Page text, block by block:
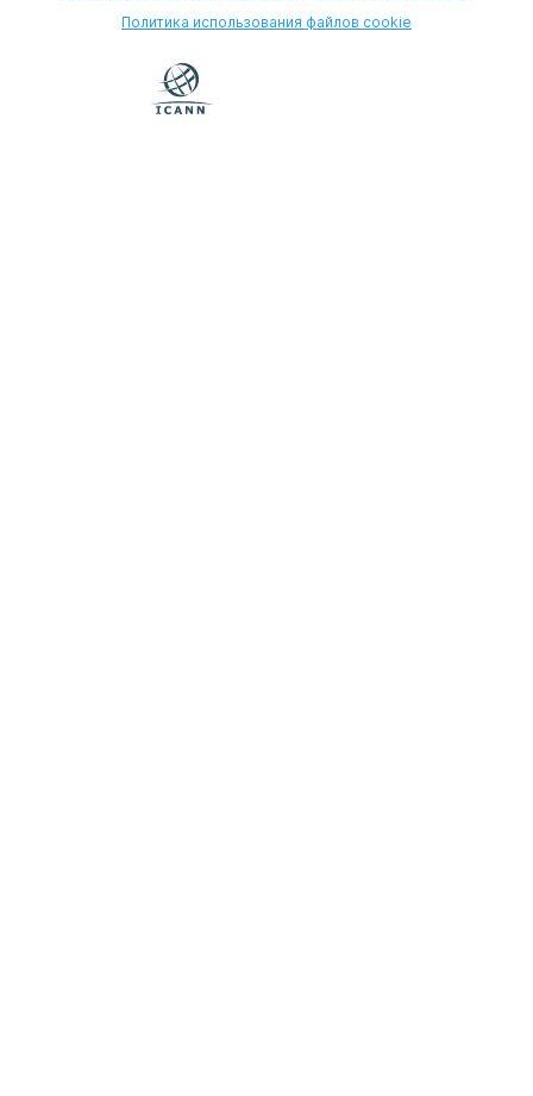
Политика использования файлов cookie